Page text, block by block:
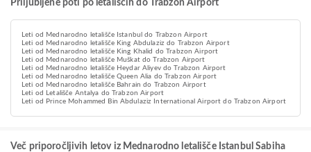
Priljubljene poti po letališčih do Trabzon Airport
Leti od Mednarodno letališče Istanbul do Trabzon Airport
Leti od Mednarodno letališče King Abdulaziz do Trabzon Airport
Leti od Mednarodno letališče King Khalid do Trabzon Airport
Leti od Mednarodno letališče Muškat do Trabzon Airport
Leti od Mednarodno letališče Heydar Aliyev do Trabzon Airport
Leti od Mednarodno letališče Queen Alia do Trabzon Airport
Leti od Mednarodno letališče Bahrain do Trabzon Airport
Leti od Letališče Antalya do Trabzon Airport
Leti od Prince Mohammed Bin Abdulaziz International Airport do Trabzon Airport
Več priporočljivih letov iz Mednarodno letališče Istanbul Sabiha